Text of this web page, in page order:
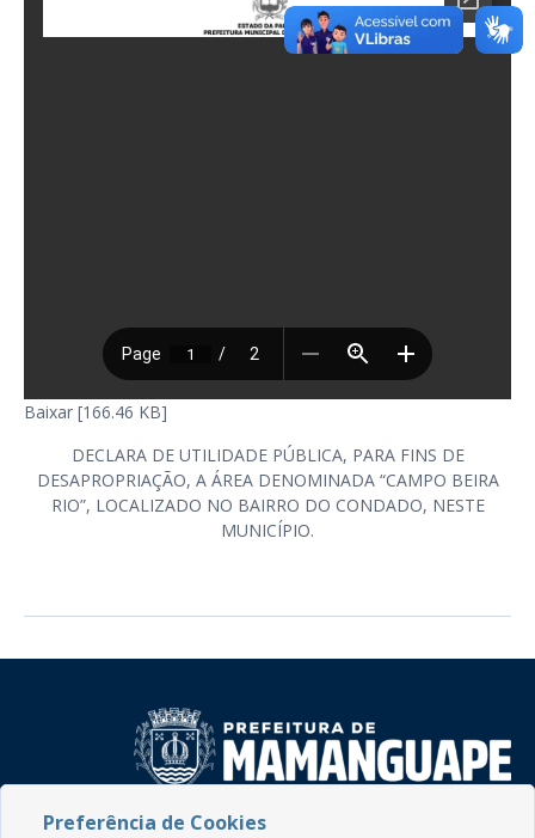
Baixar [166.46 KB]
DECLARA DE UTILIDADE PÚBLICA, PARA FINS DE
DESAPROPRIAÇÃO, A ÁREA DENOMINADA “CAMPO BEIRA
RIO”, LOCALIZADO NO BAIRRO DO CONDADO, NESTE
MUNICÍPIO.
Preferência de Cookies